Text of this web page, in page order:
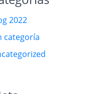
2022
categoría